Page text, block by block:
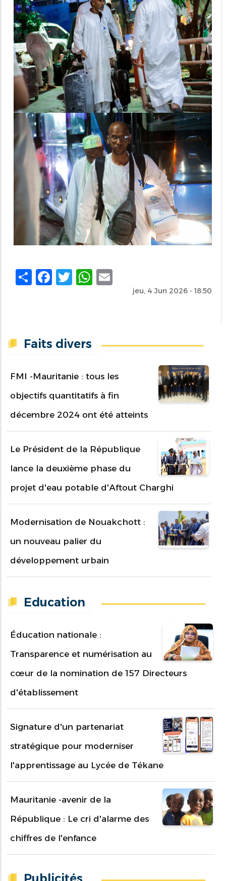
ShareFacebook
Twitter
WhatsApp
jeu, 4 Jun 2026 - 18:50
Faits divers
FMI -Mauritanie : tous les
objectifs quantitatifs à fin
décembre 2024 ont été atteints
Le Président de la République
lance la deuxième phase du
projet d'eau potable d'Aftout Charghi
Modernisation de Nouakchott :
un nouveau palier du
développement urbain
Education
Éducation nationale :
Transparence et numérisation au
cœur de la nomination de 157 Directeurs
d'établissement
Signature d'un partenariat
stratégique pour moderniser
l'apprentissage au Lycée de Tékane
Mauritanie -avenir de la
République : Le cri d'alarme des
chiffres de l'enfance